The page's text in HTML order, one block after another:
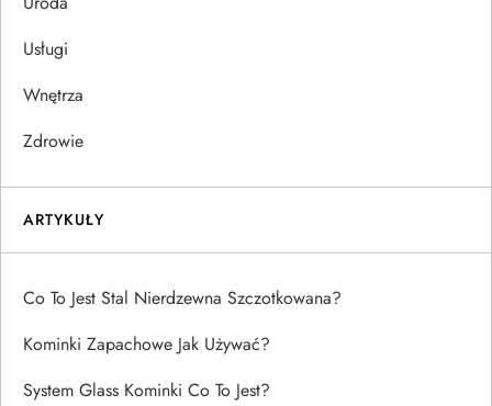
Usługi
Wnętrza
Zdrowie
ARTYKUŁY
Co To Jest Stal Nierdzewna Szczotkowana?
Kominki Zapachowe Jak Używać?
System Glass Kominki Co To Jest?